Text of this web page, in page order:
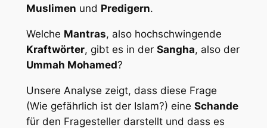
Muslimen und Predigern.
Welche Mantras, also hochschwingende
Kraftwörter, gibt es in der Sangha, also der
Ummah Mohamed?
Unsere Analyse zeigt, dass diese Frage
(Wie gefährlich ist der Islam?) eine Schande
für den Fragesteller darstellt und dass es